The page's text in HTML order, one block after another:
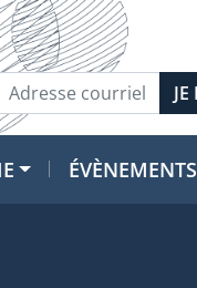
ÉVÈNEMENTS